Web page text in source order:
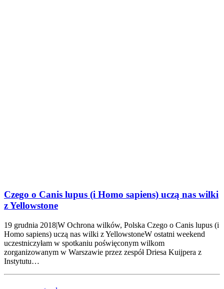
Czego o Canis lupus (i Homo sapiens) uczą nas wilki
z Yellowstone
19 grudnia 2018|W Ochrona wilków, Polska Czego o Canis lupus (i
Homo sapiens) uczą nas wilki z YellowstoneW ostatni weekend
uczestniczyłam w spotkaniu poświęconym wilkom
zorganizowanym w Warszawie przez zespół Driesa Kuijpera z
Instytutu…